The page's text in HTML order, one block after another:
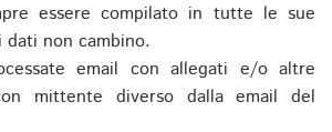
essere compilato in tutte le sue
non cambino.
email con allegati e/o altre
mittente diverso dalla email del